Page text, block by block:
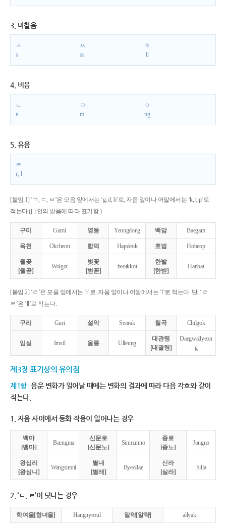
3. 마찰음
ㅅ
s
ㅆ
ss
ㅎ
h
4. 비음
ㄴ
n
ㅁ
m
ㅇ
ng
5. 유음
ㄹ
r, l
[붙임 1] ‘ㄱ, ㄷ, ㅂ’은 모음 앞에서는 ‘g, d, b’로, 자음 앞이나 어말에서는 ‘k, t, p’로
적는다.([ ] 안의 발음에 따라 표기함.)
구미 Gumi 영동 Yeongdong 백암 Baegam
옥천 Okcheon 합덕 Hapdeok 호법 Hobeop
월곶
[월곧]
Wolgot
벚꽃
[벋꼳]
beotkkot
한밭
[한받]
Hanbat
[붙임 2] ‘ㄹ’은 모음 앞에서는 ‘r’로, 자음 앞이나 어말에서는 ‘l’로 적는다. 단, ‘ㄹ
ㄹ’은 ‘ll’로 적는다.
구리 Guri 설악 Seorak 칠곡 Chilgok
임실 Imsil 울릉 Ulleung
대관령
[대괄령]
Daegwallyeon
g
제3장 표기상의 유의점
제1항 음운 변화가 일어날 때에는 변화의 결과에 따라 다음 각호와 같이
적는다.
1. 자음 사이에서 동화 작용이 일어나는 경우
백마
[뱅마]
Baengma
신문로
[신문노]
Sinmunno
종로
[종노]
Jongno
왕십리
[왕심니]
Wangsimni
별내
[별래]
Byeollae
신라
[실라]
Silla
2. ‘ㄴ, ㄹ’이 덧나는 경우
학여울[항녀울] Hangnyeoul 알약[알략] allyak